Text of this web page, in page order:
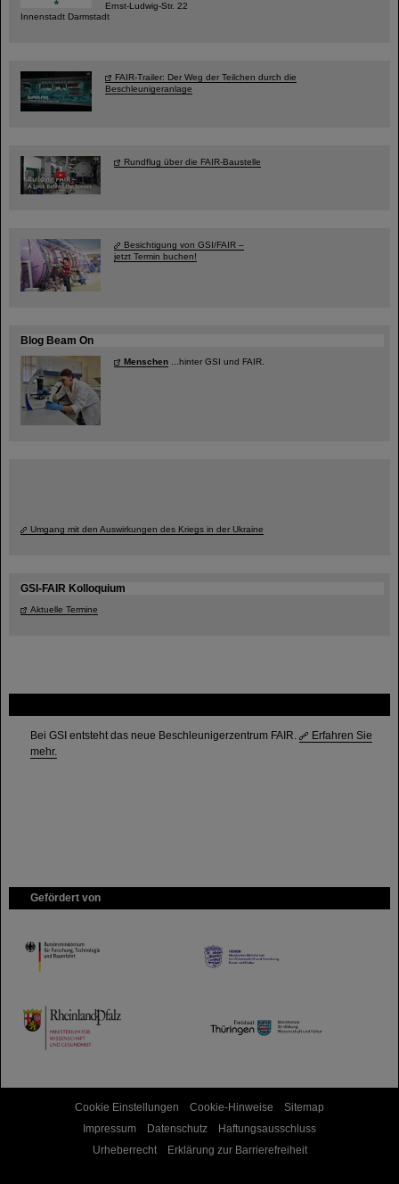
Bei GSI entsteht das neue Beschleunigerzentrum FAIR.
Erfahren Sie
mehr.
Gefördert von
HMWK
TMWWDG
Ernst-Ludwig-Str. 22
Innenstadt Darmstadt
FAIR-Trailer: Der Weg der Teilchen durch die
Beschleunigeranlage
Rundflug über die FAIR-Baustelle
Besichtigung von GSI/FAIR –
jetzt Termin buchen!
Blog Beam On
Menschen ...hinter GSI und FAIR.
Umgang mit den Auswirkungen des Kriegs in der Ukraine
GSI-FAIR Kolloquium
Aktuelle Termine
Cookie Einstellungen Cookie-Hinweise
Sitemap
Impressum
Datenschutz
Haftungsausschluss
Urheberrecht
Erklärung zur Barrierefreiheit